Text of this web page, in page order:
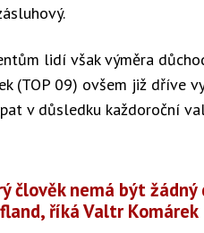
lidí však výměra
(TOP 09) ovšem již dříve
v důsledku každoroční
člověk nemá být
říká Valtr Komárek